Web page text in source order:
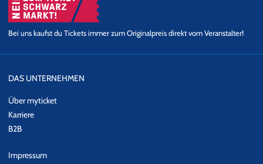
Bei uns kaufst du Tickets immer zum Originalpreis direkt vom Veranstalter!
DAS UNTERNEHMEN
Über myticket
Karriere
B2B
Impressum